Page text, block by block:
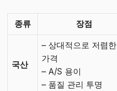
종류 장점
국산
– 상대적으로 저렴한
가격
– A/S 용이
– 품질 관리 투명